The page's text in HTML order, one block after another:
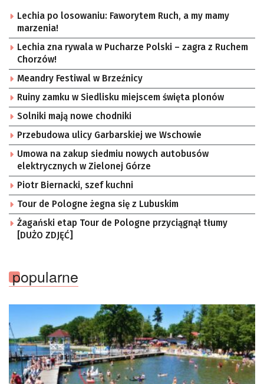
Lechia po losowaniu: Faworytem Ruch, a my mamy
marzenia!
Lechia zna rywala w Pucharze Polski – zagra z Ruchem
Chorzów!
Meandry Festiwal w Brzeźnicy
Ruiny zamku w Siedlisku miejscem święta plonów
Solniki mają nowe chodniki
Przebudowa ulicy Garbarskiej we Wschowie
Umowa na zakup siedmiu nowych autobusów
elektrycznych w Zielonej Górze
Piotr Biernacki, szef kuchni
Tour de Pologne żegna się z Lubuskim
Żagański etap Tour de Pologne przyciągnął tłumy
[DUŻO ZDJĘĆ]
popularne